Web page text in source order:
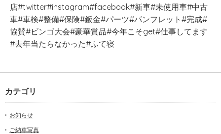
店#twitter#instagram#facebook#新車#未使用車#中古
車#車検#整備#保険#鈑金#パーツ#パンフレット#完成#
協賛#ビンゴ大会#豪華賞品#今年こそget#仕事してます
#去年当たらなかった#ふて寝
カテゴリ
お知らせ
ご納車写真